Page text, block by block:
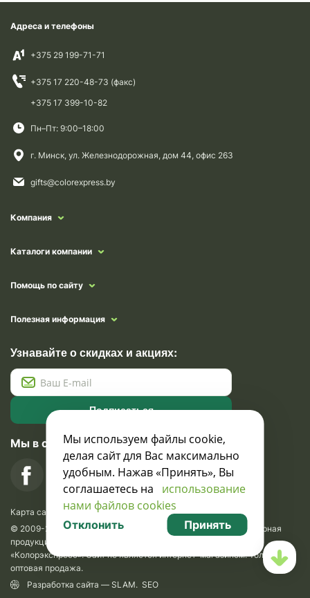
Адреса и телефоны
+375 29 199-71-71
+375 17 220-48-73 (факс)
+375 17 399-10-82
Пн–Пт: 9:00–18:00
г. Минск, ул. Железнодорожная, дом 44, офис 263
gifts@colorexpress.by
Компания
Каталоги компании
Помощь по сайту
Полезная информация
Узнавайте о скидках и акциях:
Подписаться
Мы в социальных сетях
Карта сайта
© 2009-2026 Krasavik.by. Сувениры оптом. Рекламно-сувенирная
продукция и сувениры с логотипом. УНН 100873745, ООО
«Колорэкспресс». Сайт не является интернет-магазином. Только
оптовая продажа.
Разработка сайта — SLAM. SEO
Мы используем файлы cookie,
делая сайт для Вас максимально
удобным. Нажав «Принять», Вы
соглашаетесь на использование
нами файлов cookies
Отклонить Принять